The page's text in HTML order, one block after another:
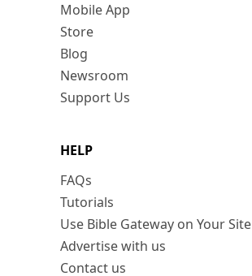
Mobile App
Store
Blog
Newsroom
Support Us
HELP
FAQs
Tutorials
Use Bible Gateway on Your Site
Advertise with us
Contact us